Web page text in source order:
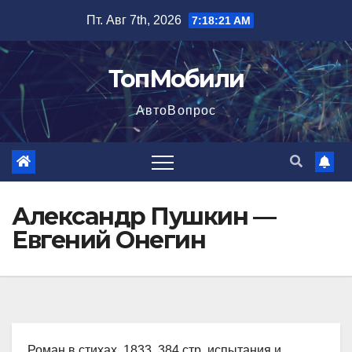
содержимому
Пт. Авг 7th, 2026 7:18:22 AM
ТопМобили
АвтоВопрос
Александр Пушкин —
Евгений Онегин